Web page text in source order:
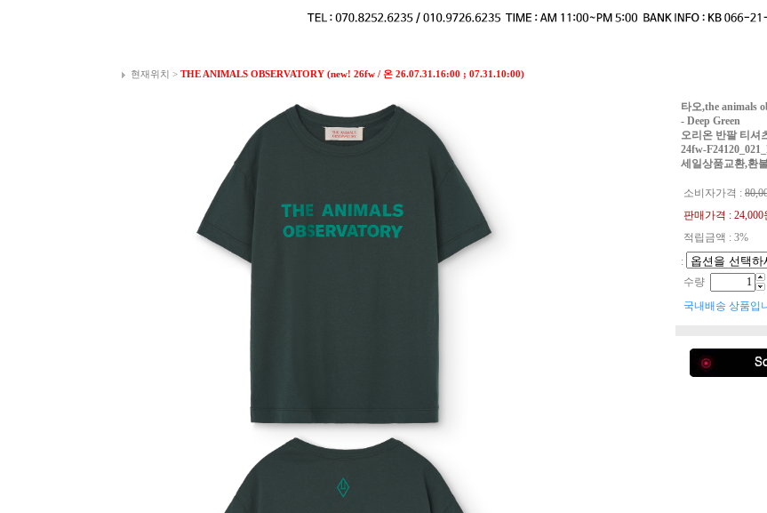
현재위치 > THE ANIMALS OBSERVATORY (new! 26fw / 온 26.07.31.16:00 ; 07.31.10:00)
타오,the animals
- Deep Green
오리온 반팔 티셔
24fw-
세일상품교환,환
소비자가격 :
판매가격 : 24,000
적립금액 : 3%
:
수량
국내배송 상품입